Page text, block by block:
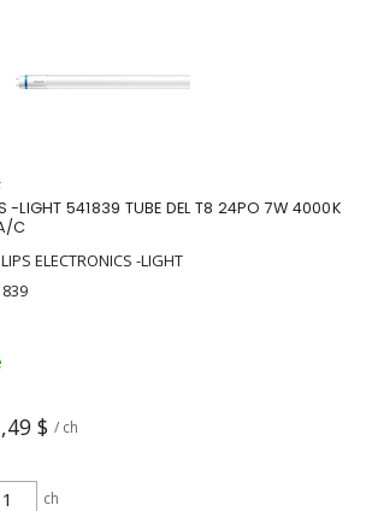
-LIGHT 541839 TUBE DEL T8 24PO 7W 4000K
C
ELECTRONICS -LIGHT
$ / ch
ch